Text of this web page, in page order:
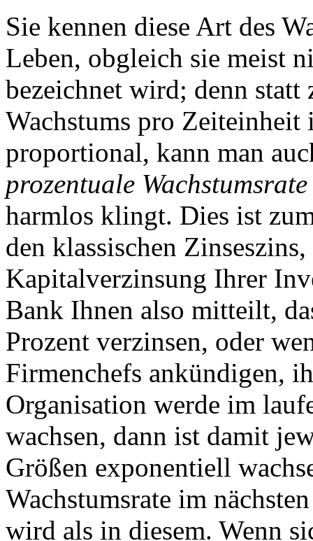
Sie kennen diese Art des
Leben, obgleich sie meist
bezeichnet wird; denn statt
Wachstums pro Zeiteinheit
proportional, kann man
prozentuale Wachstumsrate
harmlos klingt. Dies ist
den klassischen
Kapitalverzinsung Ihrer
Bank Ihnen also mitteilt,
Prozent verzinsen, oder
Firmenchefs ankündigen,
Organisation werde im
wachsen, dann ist damit
Größen exponentiell
Wachstumsrate im
wird als in diesem. Wenn